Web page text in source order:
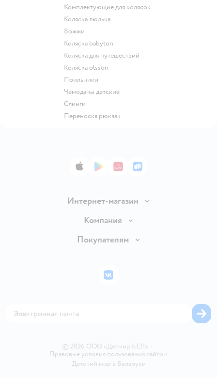
Комплектующие для колясок
Коляска люлька
Вожжи
Коляска babyton
Коляска для путешествий
Коляска olsson
Поильники
Чемоданы детские
Слинги
Переноска рюкзак
App StoreGoogle Play
AppGallery
RuStore
Интернет-магазин
Доставка и оплата
Правила продажи
Политика использования файлов cookie
Компания
Вакансии
Покупателям
Бонусные карты
© 2026 ООО «Детмир БЕЛ» •
Правовые условия пользования сайтом
Детский мир в Беларуси
ВКонтакте